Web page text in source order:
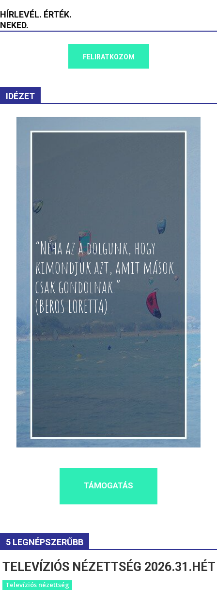
HÍRLEVÉL. ÉRTÉK.
NEKED.
FELIRATKOZOM
IDÉZET
“Néha az a dolgunk, hogy
kimondjuk azt, amit mások
csak gondolnak.”
(BEROS LORETTA)
TÁMOGATÁS
5 LEGNÉPSZERŰBB
TELEVÍZIÓS NÉZETTSÉG 2026.31.HÉT
Televíziós nézettség